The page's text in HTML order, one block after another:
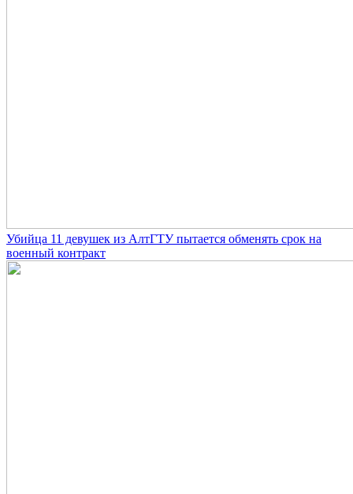
Убийца 11 девушек из АлтГТУ пытается обменять срок на
военный контракт